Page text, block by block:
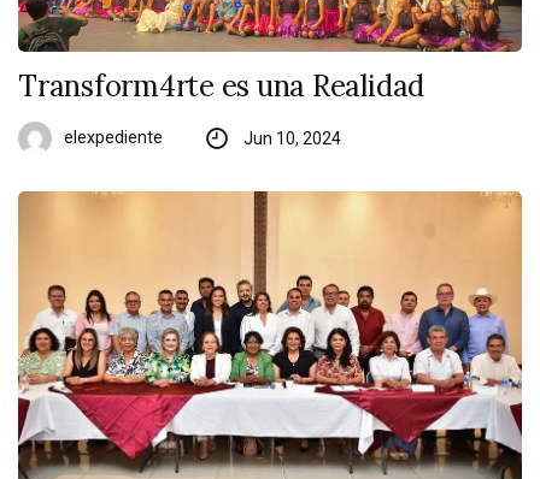
Transform4rte es una Realidad
elexpediente Jun 10, 2024